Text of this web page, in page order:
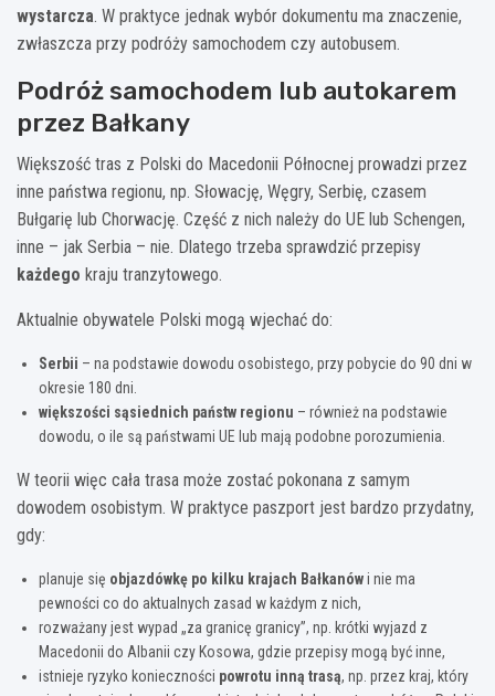
wystarcza. W praktyce jednak wybór dokumentu ma znaczenie,
zwłaszcza przy podróży samochodem czy autobusem.
Podróż samochodem lub autokarem
przez Bałkany
Większość tras z Polski do Macedonii Północnej prowadzi przez
inne państwa regionu, np. Słowację, Węgry, Serbię, czasem
Bułgarię lub Chorwację. Część z nich należy do UE lub Schengen,
inne – jak Serbia – nie. Dlatego trzeba sprawdzić przepisy
każdego kraju tranzytowego.
Aktualnie obywatele Polski mogą wjechać do:
Serbii – na podstawie dowodu osobistego, przy pobycie do 90 dni w
okresie 180 dni.
większości sąsiednich państw regionu – również na podstawie
dowodu, o ile są państwami UE lub mają podobne porozumienia.
W teorii więc cała trasa może zostać pokonana z samym
dowodem osobistym. W praktyce paszport jest bardzo przydatny,
gdy:
planuje się objazdówkę po kilku krajach Bałkanówi nie ma
pewności co do aktualnych zasad w każdym z nich,
rozważany jest wypad „za granicę granicy”, np. krótki wyjazd z
Macedonii do Albanii czy Kosowa, gdzie przepisy mogą być inne,
istnieje ryzyko konieczności powrotu inną trasą, np. przez kraj, który